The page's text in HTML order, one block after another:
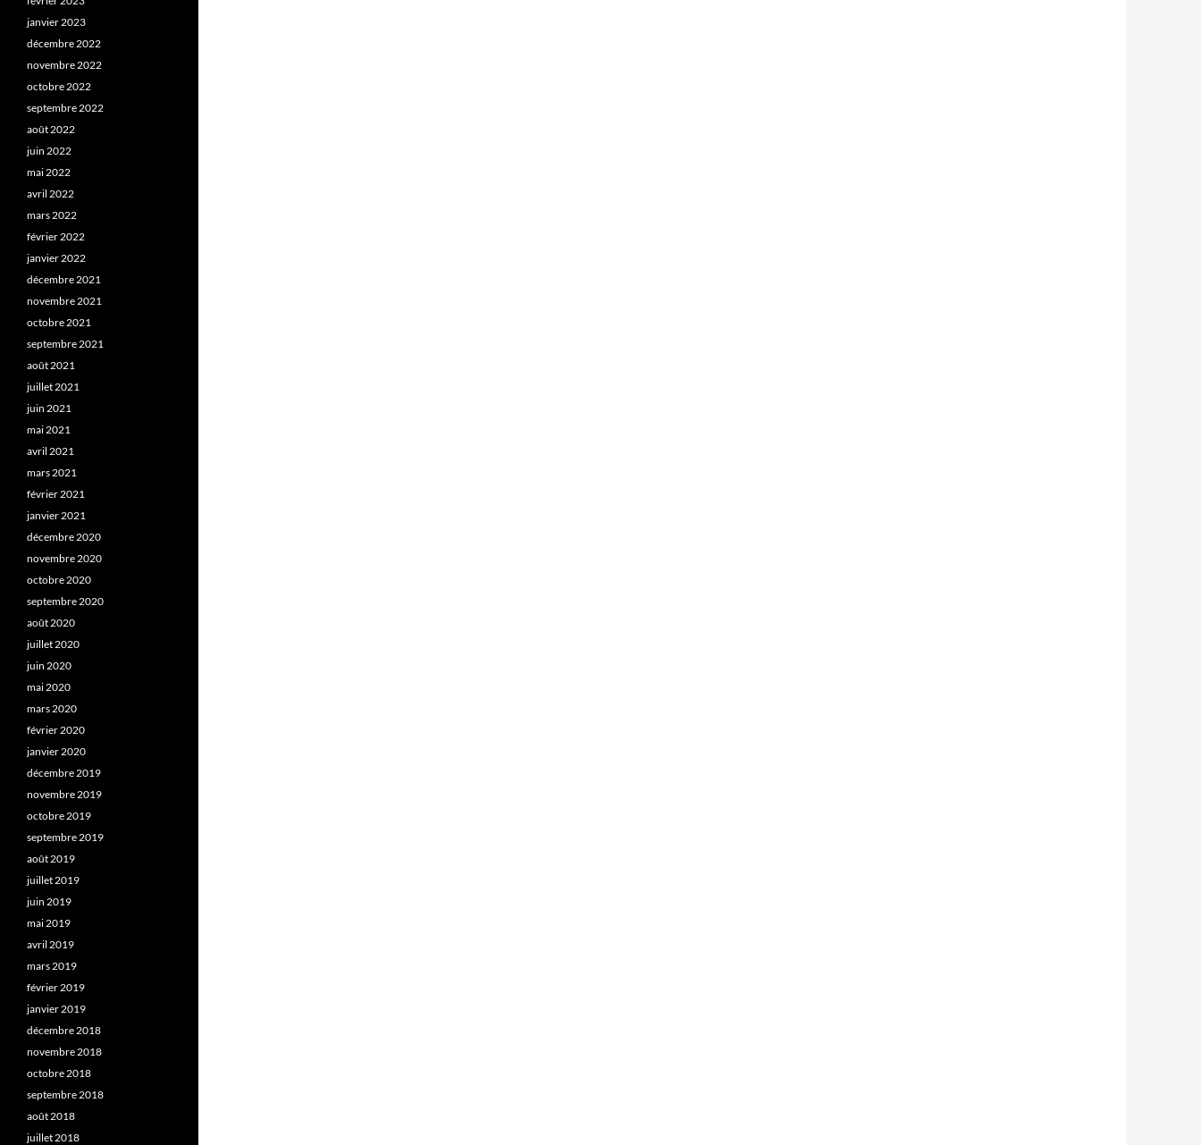
janvier 2023
décembre 2022
novembre 2022
octobre 2022
septembre 2022
août 2022
juin 2022
mai 2022
avril 2022
mars 2022
février 2022
janvier 2022
décembre 2021
novembre 2021
octobre 2021
septembre 2021
août 2021
juillet 2021
juin 2021
mai 2021
avril 2021
mars 2021
février 2021
janvier 2021
décembre 2020
novembre 2020
octobre 2020
septembre 2020
août 2020
juillet 2020
juin 2020
mai 2020
mars 2020
février 2020
janvier 2020
décembre 2019
novembre 2019
octobre 2019
septembre 2019
août 2019
juillet 2019
juin 2019
mai 2019
avril 2019
mars 2019
février 2019
janvier 2019
décembre 2018
novembre 2018
octobre 2018
septembre 2018
août 2018
juillet 2018